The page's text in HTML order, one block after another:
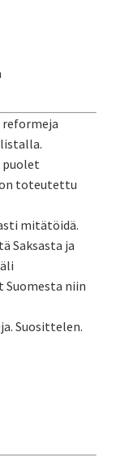
reformeja
puolet
toteutettu
mitätöidä.
Saksasta ja
Suomesta niin
Suosittelen.